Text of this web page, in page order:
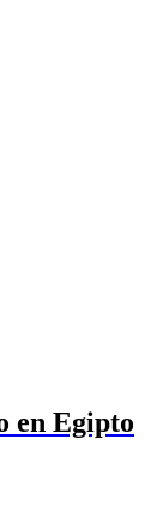
en Egipto